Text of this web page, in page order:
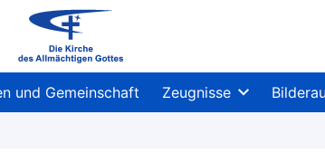
und Gemeinschaft Zeugnisse